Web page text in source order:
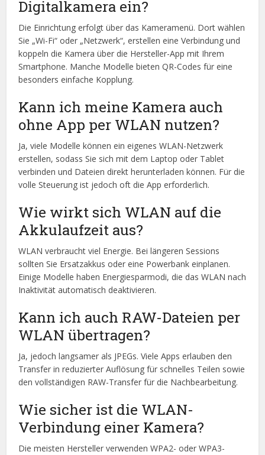
Digitalkamera ein?
Die Einrichtung erfolgt über das Kameramenü. Dort wählen
Sie „Wi-Fi“ oder „Netzwerk“, erstellen eine Verbindung und
koppeln die Kamera über die Hersteller-App mit Ihrem
Smartphone. Manche Modelle bieten QR-Codes für eine
besonders einfache Kopplung.
Kann ich meine Kamera auch
ohne App per WLAN nutzen?
Ja, viele Modelle können ein eigenes WLAN-Netzwerk
erstellen, sodass Sie sich mit dem Laptop oder Tablet
verbinden und Dateien direkt herunterladen können. Für die
volle Steuerung ist jedoch oft die App erforderlich.
Wie wirkt sich WLAN auf die
Akkulaufzeit aus?
WLAN verbraucht viel Energie. Bei längeren Sessions
sollten Sie Ersatzakkus oder eine Powerbank einplanen.
Einige Modelle haben Energiesparmodi, die das WLAN nach
Inaktivität automatisch deaktivieren.
Kann ich auch RAW-Dateien per
WLAN übertragen?
Ja, jedoch langsamer als JPEGs. Viele Apps erlauben den
Transfer in reduzierter Auflösung für schnelles Teilen sowie
den vollständigen RAW-Transfer für die Nachbearbeitung.
Wie sicher ist die WLAN-
Verbindung einer Kamera?
Die meisten Hersteller verwenden WPA2- oder WPA3-